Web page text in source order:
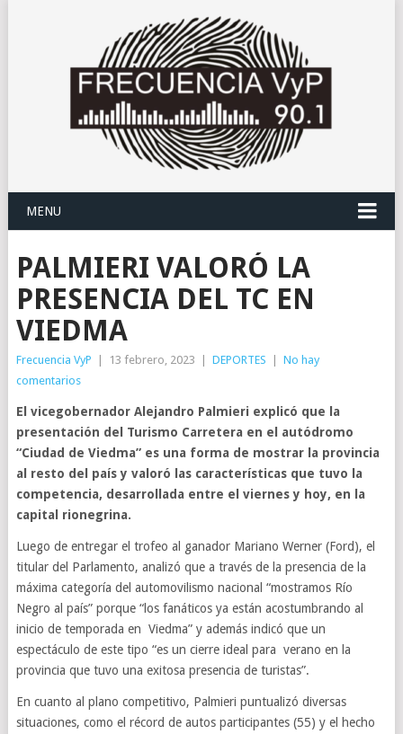
MENU
PALMIERI VALORÓ LA
PRESENCIA DEL TC EN
VIEDMA
Frecuencia VyP 13 febrero, 2023 DEPORTES
No hay
comentarios
El vicegobernador Alejandro Palmieri explicó que la
presentación del Turismo Carretera en el autódromo
“Ciudad de Viedma” es una forma de mostrar la provincia
al resto del país y valoró las características que tuvo la
competencia, desarrollada entre el viernes y hoy, en la
capital rionegrina.
Luego de entregar el trofeo al ganador Mariano Werner (Ford), el
titular del Parlamento, analizó que a través de la presencia de la
máxima categoría del automovilismo nacional “mostramos Río
Negro al país” porque “los fanáticos ya están acostumbrando al
inicio de temporada en Viedma” y además indicó que un
espectáculo de este tipo “es un cierre ideal para verano en la
provincia que tuvo una exitosa presencia de turistas”.
En cuanto al plano competitivo, Palmieri puntualizó diversas
situaciones, como el récord de autos participantes (55) y el hecho